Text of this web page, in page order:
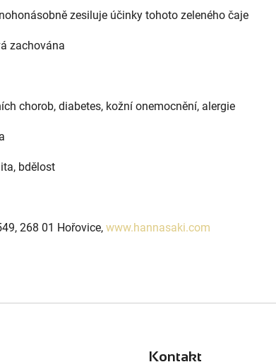
zesiluje účinky tohoto zeleného čaje
zachována
chorob, diabetes, kožní onemocnění, alergie
bdělost
268 01 Hořovice, www.hannasaki.com
Kontakt